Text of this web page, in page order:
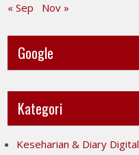
« Sep
Nov »
Google
Kategori
Keseharian & Diary Digital